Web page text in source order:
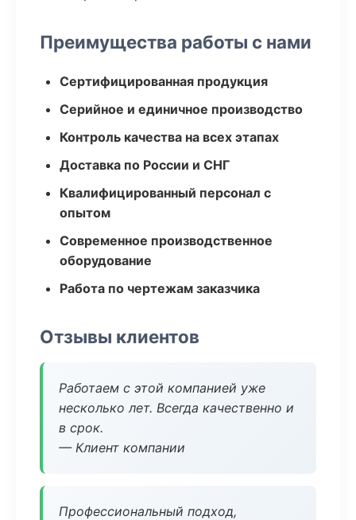
Преимущества работы с нами
Сертифицированная продукция
Серийное и единичное производство
Контроль качества на всех этапах
Доставка по России и СНГ
Квалифицированный персонал с
опытом
Современное производственное
оборудование
Работа по чертежам заказчика
Отзывы клиентов
Работаем с этой компанией уже
несколько лет. Всегда качественно и
в срок.
— Клиент компании
Профессиональный подход,